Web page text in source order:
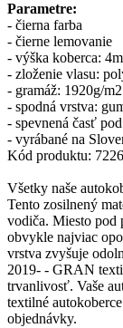
Parametre:
- čierna farba
- čierne lemovanie
- výška koberca:
- zloženie vlasu:
- gramáž: 1920g/m2
- spodná vrstva:
- spevnená časť
- vyrábané na
Kód produktu:
Všetky naše
Tento zosilnený
vodiča. Miesto pod
obvykle najviac
vrstva zvyšuje
2019- - GRAN
trvanlivosť. Vaše
textilné
objednávky.